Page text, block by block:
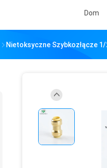
Dom
Nietoksyczne Szybkozłącze